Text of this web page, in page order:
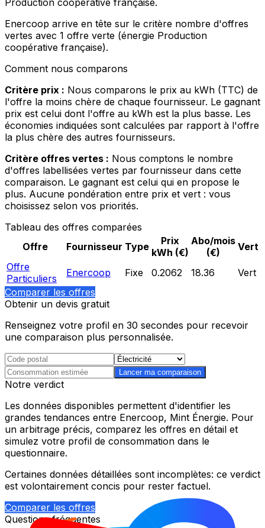
Enercoop arrive en tête sur le critère nombre d'offres
vertes avec 1 offre verte (énergie Production
coopérative française).
Comment nous comparons
Critère prix : Nous comparons le prix au kWh (TTC) de
l'offre la moins chère de chaque fournisseur. Le gagnant
prix est celui dont l'offre au kWh est la plus basse. Les
économies indiquées sont calculées par rapport à l'offre
la plus chère des autres fournisseurs.
Critère offres vertes : Nous comptons le nombre
d'offres labellisées vertes par fournisseur dans cette
comparaison. Le gagnant est celui qui en propose le
plus. Aucune pondération entre prix et vert : vous
choisissez selon vos priorités.
Tableau des offres comparées
Offre
Fournisseur Type
Prix
kWh (€)
Abo/mois
(€)
Vert
Offre
Particuliers
Enercoop Fixe 0.2062 18.36
Vert
Comparer les offres
Obtenir un devis gratuit
Renseignez votre profil en 30 secondes pour recevoir
une comparaison plus personnalisée.
Lancer ma comparaison
Notre verdict
Les données disponibles permettent d'identifier les
grandes tendances entre Enercoop, Mint Énergie. Pour
un arbitrage précis, comparez les offres en détail et
simulez votre profil de consommation dans le
questionnaire.
Certaines données détaillées sont incomplètes: ce verdict
est volontairement concis pour rester factuel.
Comparer les offres
Questions fréquentes